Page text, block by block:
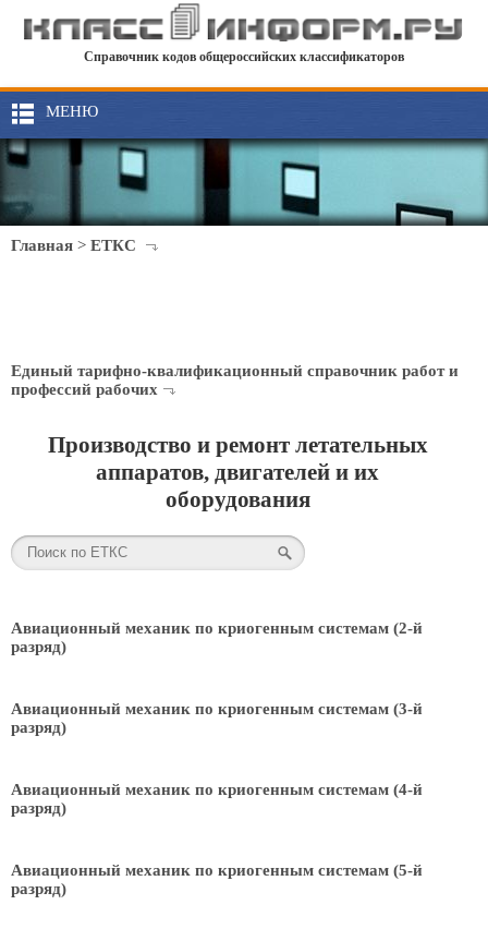
Справочник кодов общероссийских классификаторов
МЕНЮ
Главная > ЕТКС
Единый тарифно-квалификационный справочник работ и
профессий рабочих
Производство и ремонт летательных
аппаратов, двигателей и их
оборудования
Авиационный механик по криогенным системам (2-й
разряд)
Авиационный механик по криогенным системам (3-й
разряд)
Авиационный механик по криогенным системам (4-й
разряд)
Авиационный механик по криогенным системам (5-й
разряд)